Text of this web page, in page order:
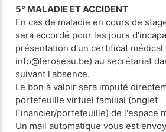
5° MALADIE ET ACCIDENT
En cas de maladie en cours de
sera accordé pour les jours
présentation d'un certificat médical
info@leroseau.be) au secrétariat
suivant l'absence.
Le bon à valoir sera imputé
portefeuille virtuel familial (onglet
Financier/portefeuille) de l'espace
Un mail automatique vous est